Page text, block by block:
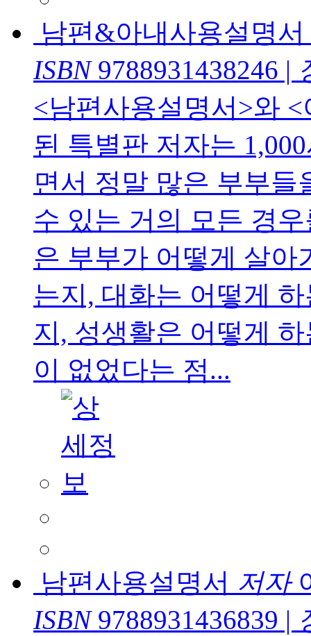
남편&아내사용설명
ISBN9788931438246 |
<남편사용설명서>와
된 특별판 저자는
면서 정말 많은 부부
수 있는 거의 모든 경
은 부부가 어떻게 살아
는지, 대화는 어떻게
지, 성생활은 어떻게
이 없었다는 점...
남편사용설명서 저자
ISBN9788931436839 |